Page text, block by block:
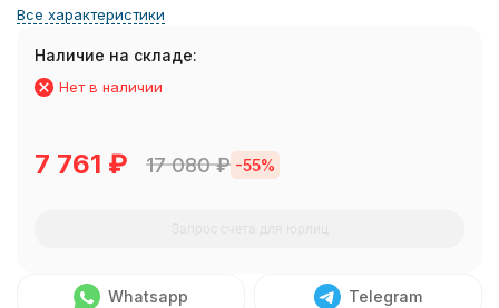
Все характеристики
Наличие на складе:
Нет в наличии
7 761 ₽ 17 080₽ -55%
Whatsapp Telegram